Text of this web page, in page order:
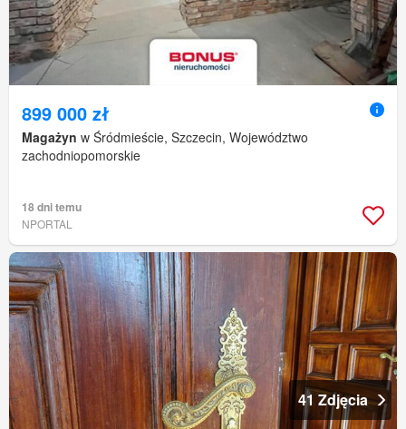
899 000 zł
Magażyn w Śródmieście, Szczecin, Województwo
zachodniopomorskie
18 dni temu
NPORTAL
41 Zdjęcia